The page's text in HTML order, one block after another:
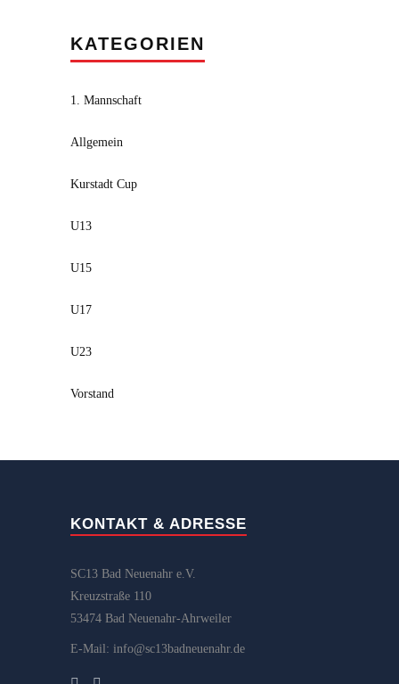
KATEGORIEN
1. Mannschaft
Allgemein
Kurstadt Cup
U13
U15
U17
U23
Vorstand
KONTAKT & ADRESSE
SC13 Bad Neuenahr e.V.
Kreuzstraße 110
53474 Bad Neuenahr-Ahrweiler
E-Mail: info@sc13badneuenahr.de